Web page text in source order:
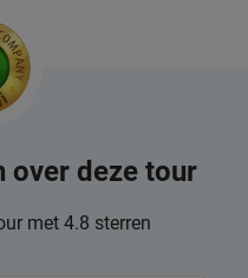
over deze tour
met 4.8 sterren